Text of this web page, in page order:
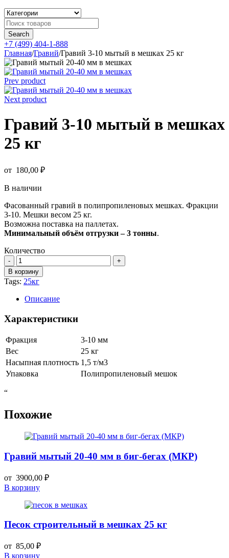
+7 (499) 404-1-888
Главная/Гравий/Гравий 3-10 мытый в мешках 25 кг
Prev product
Next product
Гравий 3-10 мытый в мешках
25 кг
от 180,00 ₽
В наличии
Фасованный гравий в полипропиленовых мешках. Фракции
3-10. Мешки весом 25 кг.
Возможна поставка на паллетах.
Минимальный объём отгрузки – 3 тонны.
Количество
Количество
товара
Гравий
3-
10
мытый
мешках
кг
В корзину
Tags: 25кг
Описание
Характеристики
Фракция
3-10 мм
Вес
25 кг
Насыпная плотность 1,5 т/м3
Упаковка
Полипропиленовый мешок
“
Похожие
Гравий мытый 20-40 мм в биг-бегах (МКР)
от 3900,00 ₽
В корзину
Песок строительный в мешках 25 кг
от 85,00 ₽
В корзину